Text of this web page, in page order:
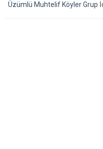
Üzümlü Muhtelif Köyler Grup